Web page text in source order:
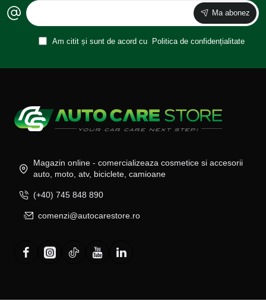
Ma abonez
Am citit și sunt de acord cu Politica de confidențialitate
Magazin online - comercializeaza cosmetice si accesorii
auto, moto, atv, biciclete, camioane
(+40) 745 848 890
comenzi@autocarestore.ro